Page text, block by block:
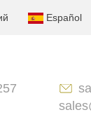
Español